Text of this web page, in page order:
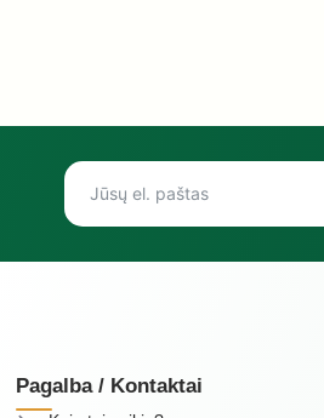
Pagalba / Kontaktai